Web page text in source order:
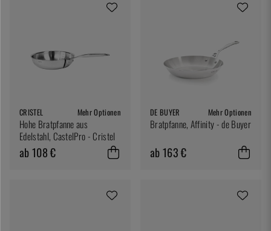
CRISTEL Mehr Optionen
Hohe Bratpfanne aus
Edelstahl, CastelPro - Cristel
ab 108 €
DE BUYER Mehr Optionen
Bratpfanne, Affinity - de Buyer
ab 163 €